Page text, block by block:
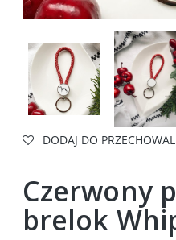
DODAJ DO
Czerwony
brelok